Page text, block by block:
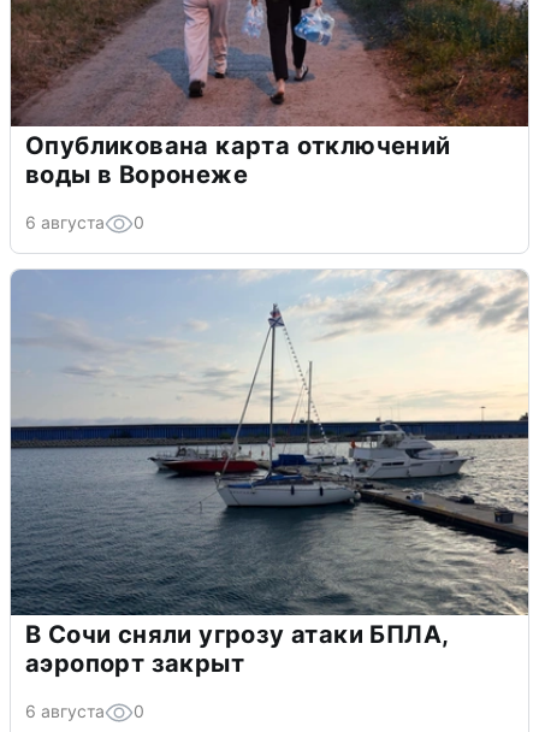
Опубликована карта отключений
воды в Воронеже
6 августа 0
В Сочи сняли угрозу атаки БПЛА,
аэропорт закрыт
6 августа 0